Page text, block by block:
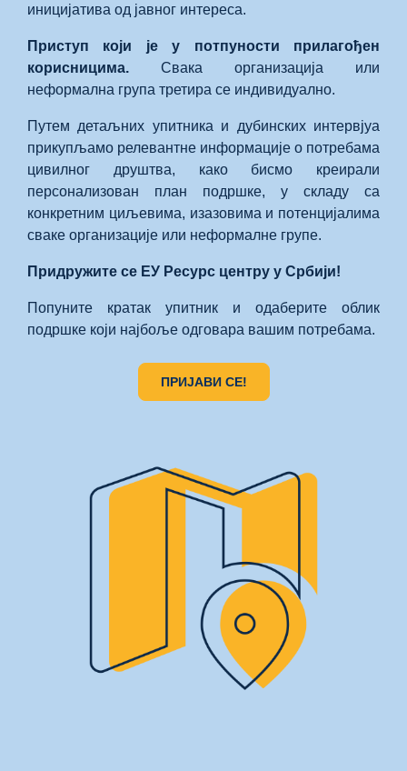
иницијатива од јавног интереса.
Приступ који је у потпуности прилагођен
корисницима. Свака организација или
неформална група третира се индивидуално.
Путем детаљних упитника и дубинских интервјуа
прикупљамо релевантне информације о потребама
цивилног друштва, како бисмо креирали
персонализован план подршке, у складу са
конкретним циљевима, изазовима и потенцијалима
сваке организације или неформалне групе.
Придружите се ЕУ Ресурс центру у Србији!
Попуните кратак упитник и одаберите облик
подршке који најбоље одговара вашим потребама.
ПРИЈАВИ СЕ!